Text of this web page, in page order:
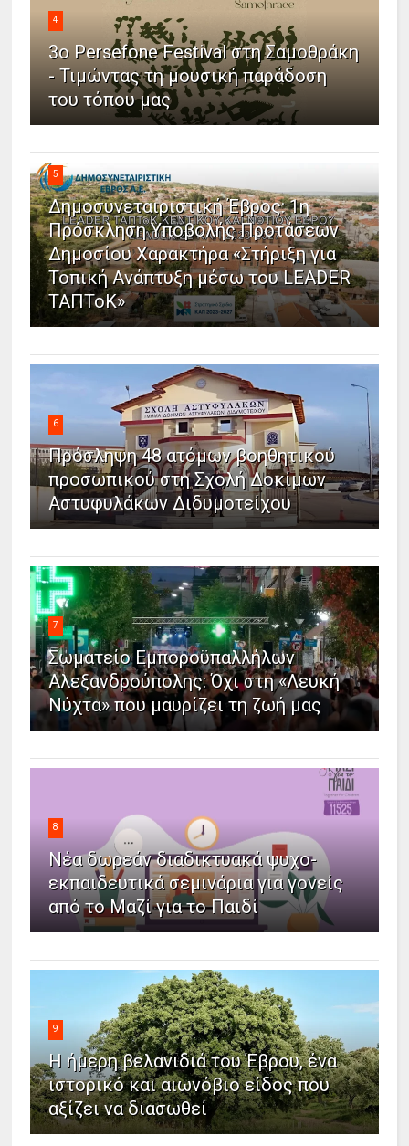
4
3ο Persefone Festival στη Σαμοθράκη
- Τιμώντας τη μουσική παράδοση
του τόπου μας
5
Δημοσυνεταιριστική Έβρος: 1η
Πρόσκληση Υποβολής Προτάσεων
Δημοσίου Χαρακτήρα «Στήριξη για
Τοπική Ανάπτυξη μέσω του LEADER
ΤΑΠΤοΚ»
6
Πρόσληψη 48 ατόμων βοηθητικού
προσωπικού στη Σχολή Δοκίμων
Αστυφυλάκων Διδυμοτείχου
7
Σωματείο Εμποροϋπαλλήλων
Αλεξανδρούπολης: Όχι στη «Λευκή
Νύχτα» που μαυρίζει τη ζωή μας
8
Νέα δωρεάν διαδικτυακά ψυχο-
εκπαιδευτικά σεμινάρια για γονείς
από το Μαζί για το Παιδί
9
Η ήμερη βελανιδιά του Έβρου, ένα
ιστορικό και αιωνόβιο είδος που
αξίζει να διασωθεί